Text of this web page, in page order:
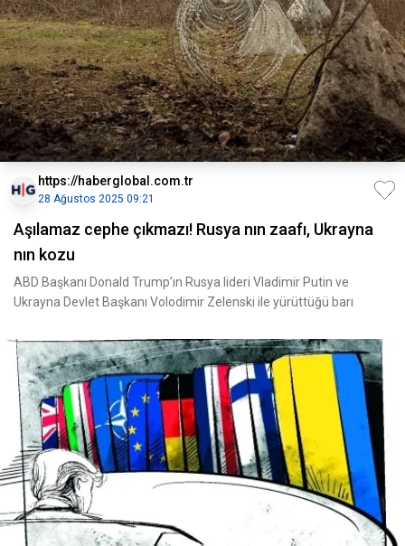
https://haberglobal.com.tr
28 Ağustos 2025 09:21
Aşılamaz cephe çıkmazı! Rusya nın zaafı, Ukrayna
nın kozu
ABD Başkanı Donald Trump’ın Rusya lideri Vladimir Putin ve
Ukrayna Devlet Başkanı Volodimir Zelenski ile yürüttüğü barı